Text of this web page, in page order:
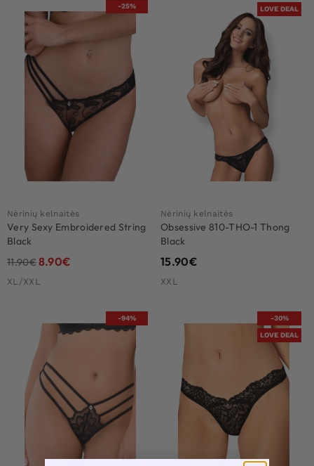
-25%
Nėrinių kelnaitės
Very Sexy Embroidered String
Black
11.90€8.90€
XL/XXL
LOVE DEAL
Nėrinių kelnaitės
Obsessive 810-THO-1 Thong
Black
15.90€
XXL
-94% -30%
LOVE DEAL